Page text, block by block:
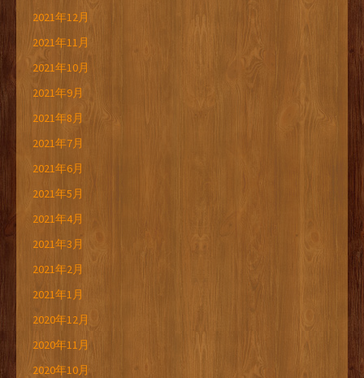
2021年12月
2021年11月
2021年10月
2021年9月
2021年8月
2021年7月
2021年6月
2021年5月
2021年4月
2021年3月
2021年2月
2021年1月
2020年12月
2020年11月
2020年10月